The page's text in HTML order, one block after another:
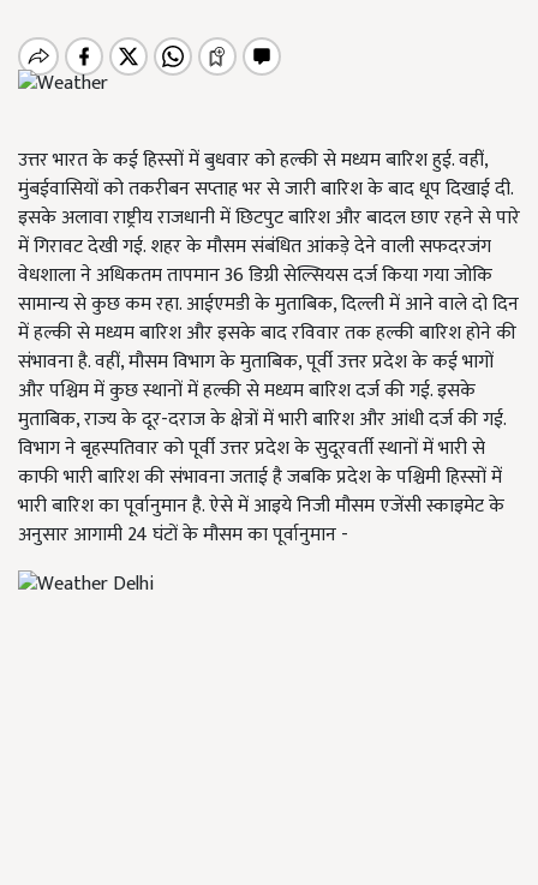
उत्तर भारत के कई हिस्सों में बुधवार को हल्की से मध्यम बारिश हुई. वहीं,
मुंबईवासियों को तकरीबन सप्ताह भर से जारी बारिश के बाद धूप दिखाई दी.
इसके अलावा राष्ट्रीय राजधानी में छिटपुट बारिश और बादल छाए रहने से पारे
में गिरावट देखी गई. शहर के मौसम संबंधित आंकड़े देने वाली सफदरजंग
वेधशाला ने अधिकतम तापमान 36 डिग्री सेल्सियस दर्ज किया गया जोकि
सामान्य से कुछ कम रहा. आईएमडी के मुताबिक, दिल्ली में आने वाले दो दिन
में हल्की से मध्यम बारिश और इसके बाद रविवार तक हल्की बारिश होने की
संभावना है. वहीं, मौसम विभाग के मुताबिक, पूर्वी उत्तर प्रदेश के कई भागों
और पश्चिम में कुछ स्थानों में हल्की से मध्यम बारिश दर्ज की गई. इसके
मुताबिक, राज्य के दूर-दराज के क्षेत्रों में भारी बारिश और आंधी दर्ज की गई.
विभाग ने बृहस्पतिवार को पूर्वी उत्तर प्रदेश के सुदूरवर्ती स्थानों में भारी से
काफी भारी बारिश की संभावना जताई है जबकि प्रदेश के पश्चिमी हिस्सों में
भारी बारिश का पूर्वानुमान है. ऐसे में आइये निजी मौसम एजेंसी स्काइमेट के
अनुसार आगामी 24 घंटों के मौसम का पूर्वानुमान -